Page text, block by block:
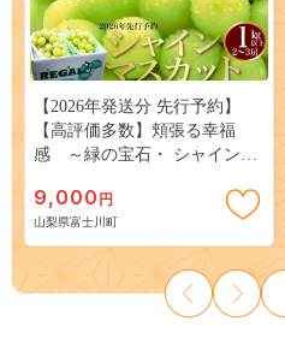
【2026年発送分 先行予約】
【高評価多数】頬張る幸福
感 ～緑の宝石・ シャインマ
３房） フルーツ 山梨県産 果
物 くだもの シャイン マスカ
ット ぶどう ブドウ 葡萄 大粒
種なし 先行予約 富士川町
10000円 一万円 9000円 九千円
9,000 円
山梨県富士川町